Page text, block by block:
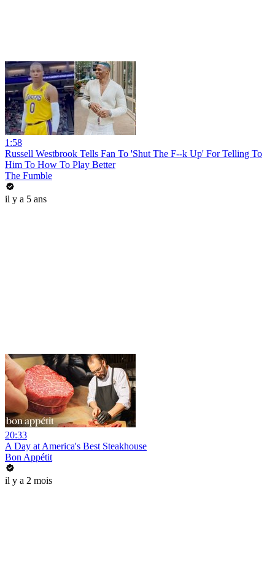
1:58
Russell Westbrook Tells Fan To 'Shut The F--k Up' For Telling To
Him To How To Play Better
The Fumble
il y a 5 ans
20:33
A Day at America's Best Steakhouse
Bon Appétit
il y a 2 mois